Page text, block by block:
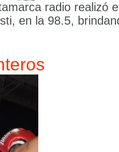
radio realizó
en la 98.5,